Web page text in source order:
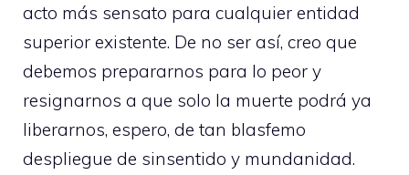
acto más sensato para cualquier entidad
superior existente. De no ser así, creo que
debemos prepararnos para lo peor y
resignarnos a que solo la muerte podrá ya
liberarnos, espero, de tan blasfemo
despliegue de sinsentido y mundanidad.